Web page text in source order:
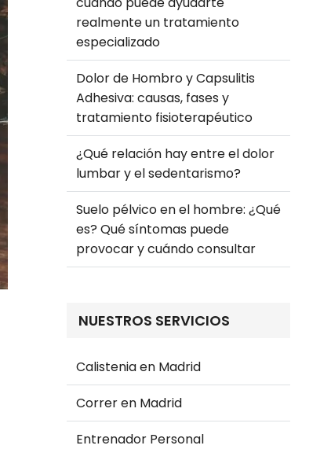
realmente un tratamiento
especializado
Dolor de Hombro y Capsulitis
Adhesiva: causas, fases y
tratamiento fisioterapéutico
¿Qué relación hay entre el dolor
lumbar y el sedentarismo?
Suelo pélvico en el hombre: ¿Qué
es? Qué síntomas puede
provocar y cuándo consultar
NUESTROS SERVICIOS
Calistenia en Madrid
Correr en Madrid
Entrenador Personal